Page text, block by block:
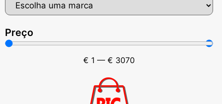
Preço
€ 1 — € 3070